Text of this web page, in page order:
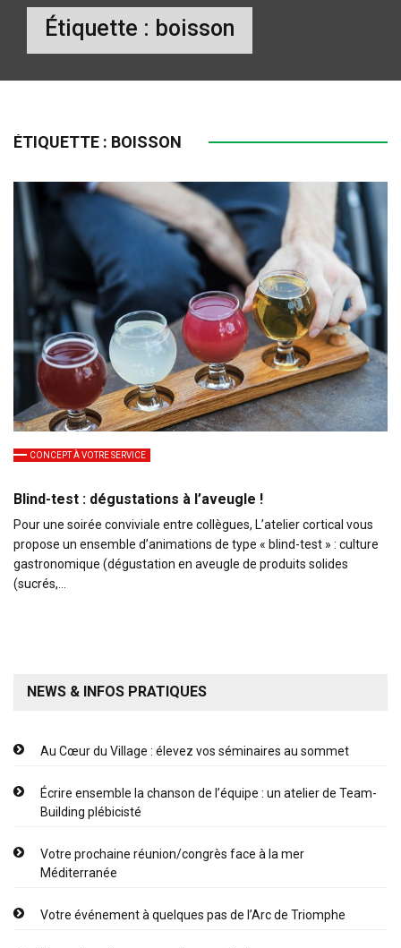
Étiquette : boisson
ÉTIQUETTE : BOISSON
CONCEPT À VOTRE SERVICE
Blind-test : dégustations à l’aveugle !
Pour une soirée conviviale entre collègues, L’atelier cortical vous
propose un ensemble d’animations de type « blind-test » : culture
gastronomique (dégustation en aveugle de produits solides
(sucrés,…
NEWS & INFOS PRATIQUES
Au Cœur du Village : élevez vos séminaires au sommet
Écrire ensemble la chanson de l’équipe : un atelier de Team-
Building plébicisté
Votre prochaine réunion/congrès face à la mer
Méditerranée
Votre événement à quelques pas de l’Arc de Triomphe